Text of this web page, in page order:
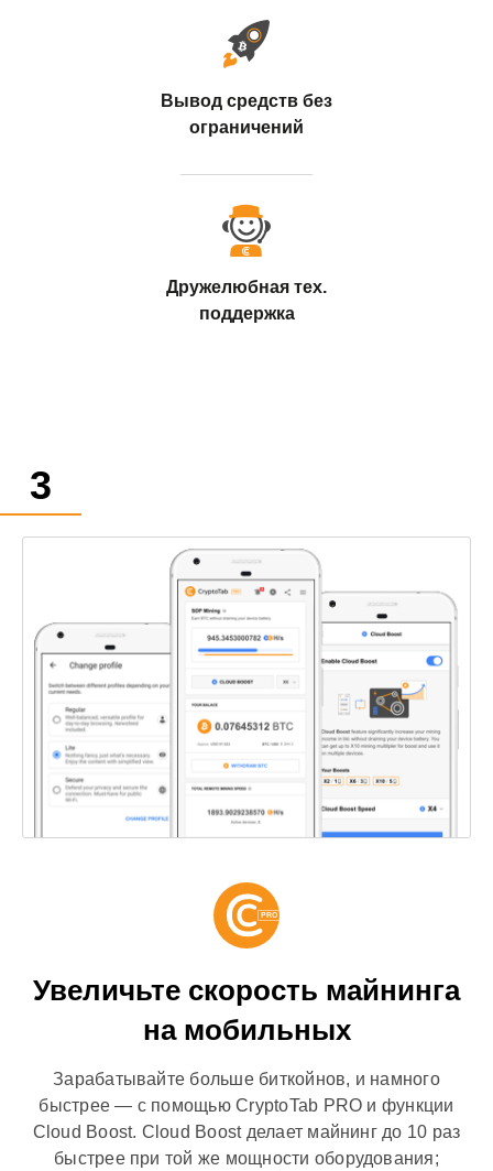
Вывод средств без
ограничений
Дружелюбная тех.
поддержка
Увеличьте скорость майнинга
на мобильных
Зарабатывайте больше биткойнов, и намного
быстрее — с помощью CryptoTab PRO и функции
Cloud Boost. Cloud Boost делает майнинг до 10 раз
быстрее при той же мощности оборудования;